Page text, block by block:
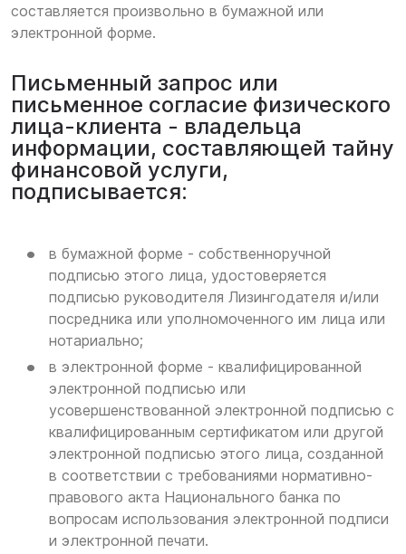
составляется произвольно в бумажной или
электронной форме.
Письменный запрос или
письменное согласие физического
лица-клиента - владельца
информации, составляющей тайну
финансовой услуги,
подписывается:
в бумажной форме - собственноручной
подписью этого лица, удостоверяется
подписью руководителя Лизингодателя и/или
посредника или уполномоченного им лица или
нотариально;
в электронной форме - квалифицированной
электронной подписью или
усовершенствованной электронной подписью с
квалифицированным сертификатом или другой
электронной подписью этого лица, созданной
в соответствии с требованиями нормативно-
правового акта Национального банка по
вопросам использования электронной подписи
и электронной печати.